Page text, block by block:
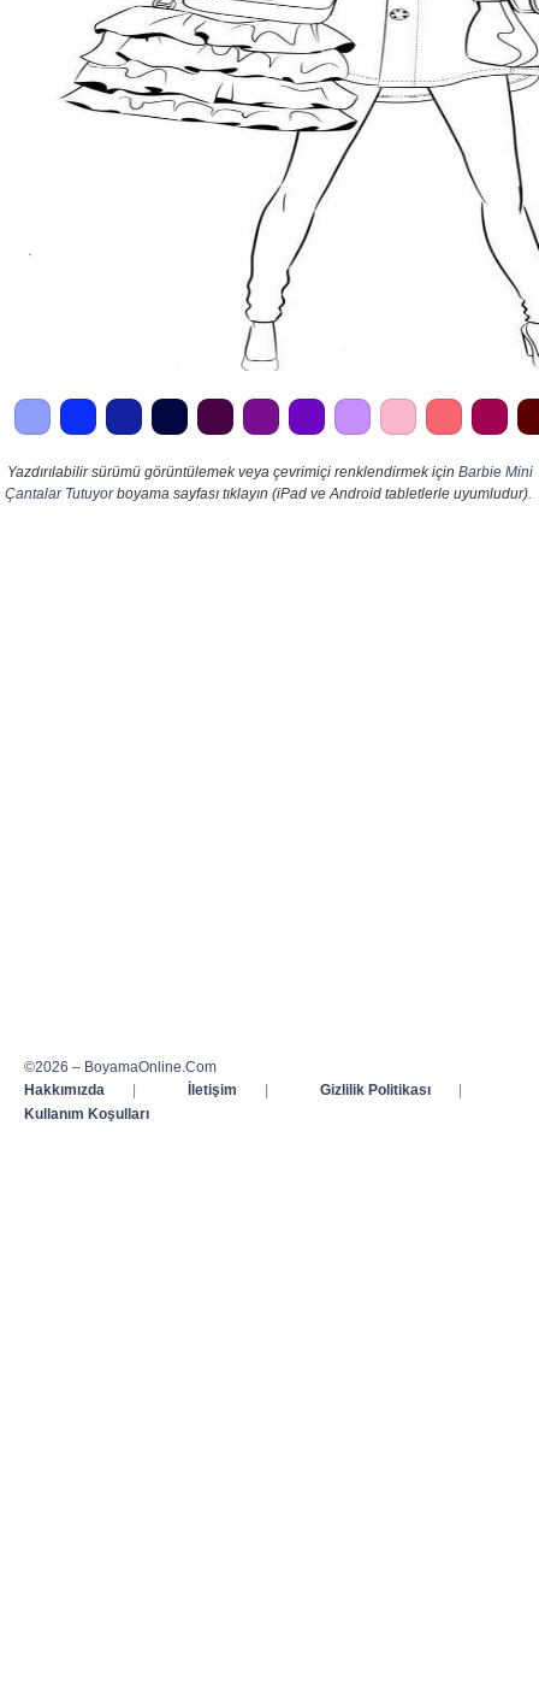
Yazdırılabilir sürümü görüntülemek veya çevrimiçi renklendirmek için Barbie Mini
Çantalar Tutuyorboyama sayfası tıklayın (iPad ve Android tabletlerle uyumludur).
©2026 – BoyamaOnline.Com
Hakkımızda
| İletişim | Gizlilik Politikası
|
Kullanım Koşulları